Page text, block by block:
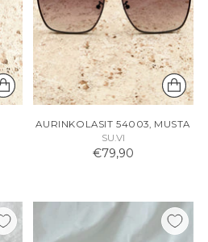
AURINKOLASIT 54003, MUSTA
SU.VI
€79,90